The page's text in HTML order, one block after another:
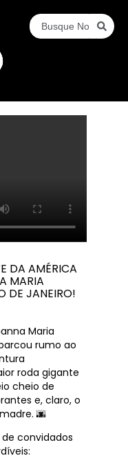
DA AMÉRICA
MARIA
DE JANEIRO!
Maria
rumo ao
roda gigante
cheio de
e, claro, o
🌆
convidados